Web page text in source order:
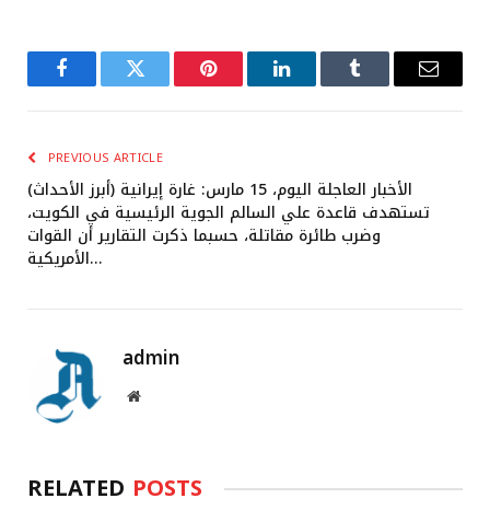
FacebookTwitter Pinterest LinkedInTumblr Email
PREVIOUS ARTICLE
(أبرز الأحداث) الأخبار العاجلة اليوم، 15 مارس: غارة إيرانية
تستهدف قاعدة علي السالم الجوية الرئيسية في الكويت،
وضرب طائرة مقاتلة، حسبما ذكرت التقارير أن القوات
الأمريكية…
admin
Website
RELATED POSTS